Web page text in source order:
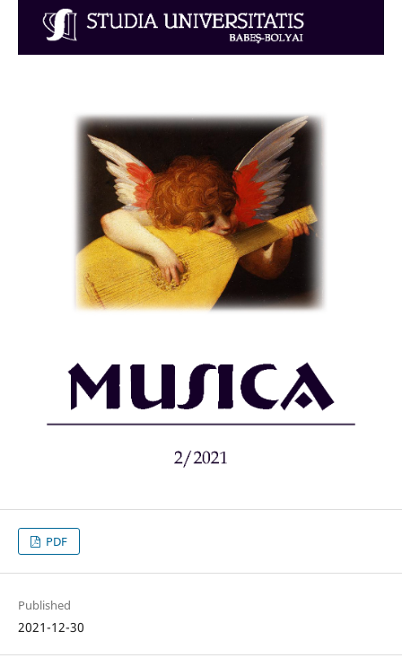
PDF
Published
2021-12-30